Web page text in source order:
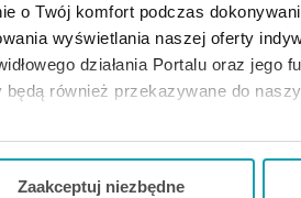
o Twój komfort podczas
wyświetlania naszej oferty
działania Portalu oraz
będą również przekazywane do
dostosować swoją zgodę i
Zaakceptuj niezbędne
na otwarte rany) rano i
D3 1,5 g, Calendula
D4, Bellis perennis ř,
solubilis Hahnemanni D6